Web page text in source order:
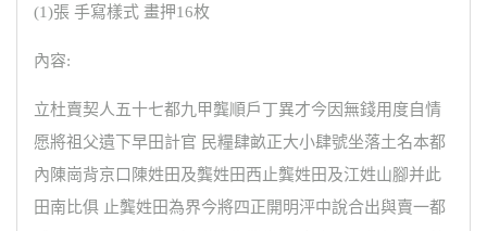
(1)張 手寫樣式 畫押16枚
內容:
立杜賣契人五十七都九甲龔順戶丁異才今因無錢用度自情
愿將祖父遺下早田計官 民糧肆畝正大小肆號坐落土名本都
內陳崗背京口陳姓田及龔姓田西止龔姓田及江姓山腳并此
田南比俱 止龔姓田為界今將四正開明泙中說合出與賣一都